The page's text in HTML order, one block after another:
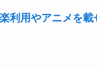
利用やアニメを載